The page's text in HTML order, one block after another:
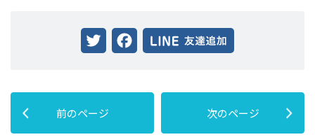
前のページ 次のページ